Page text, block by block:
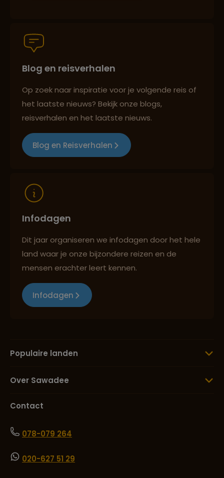
Best beoordeelde reisroutes
Reizen met oog voor mens, cultuur en milieu
Blog en reisverhalen
Op zoek naar inspiratie voor je volgende reis of
het laatste nieuws? Bekijk onze blogs,
reisverhalen en het laatste nieuws.
Blog en Reisverhalen
Infodagen
Dit jaar organiseren we infodagen door het hele
land waar je onze bijzondere reizen en de
mensen erachter leert kennen.
Infodagen
Populaire landen
Over Sawadee
Contact
078-079 264
020-627 51 29